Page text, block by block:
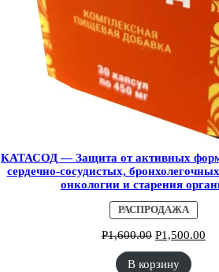
КАТАСОД — Защита от активных
сердечно-сосудистых,
онкологии и старения
РАСПРОДАЖА
ТОВАР
Р1,600.00 Р1,500.00
В корзину